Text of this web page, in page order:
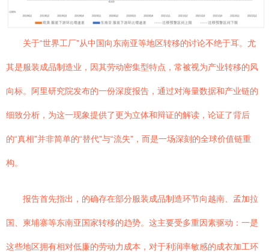
关于“世界工厂”从中国向东南亚等地区转移的讨论不绝于耳。尤
其是服装成品制造业，因其劳动密集型特点，常被视为产业转移的风
向标。阿里研究院发布的一份深度报告，通过对海量数据和产业链的
细致分析，为这一现象提供了更为立体和辩证的解读，论证了背后
的“真相”并非简单的“替代”与“流失”，而是一场深刻的全球价值链重
构。
报告首先指出，的确存在部分服装成品制造环节向越南、孟加拉
国、柬埔寨等东南亚国家转移的趋势。这主要受多重因素驱动：一是
这些地区拥有相对低廉的劳动力成本，对于利润率敏感的成衣加工环